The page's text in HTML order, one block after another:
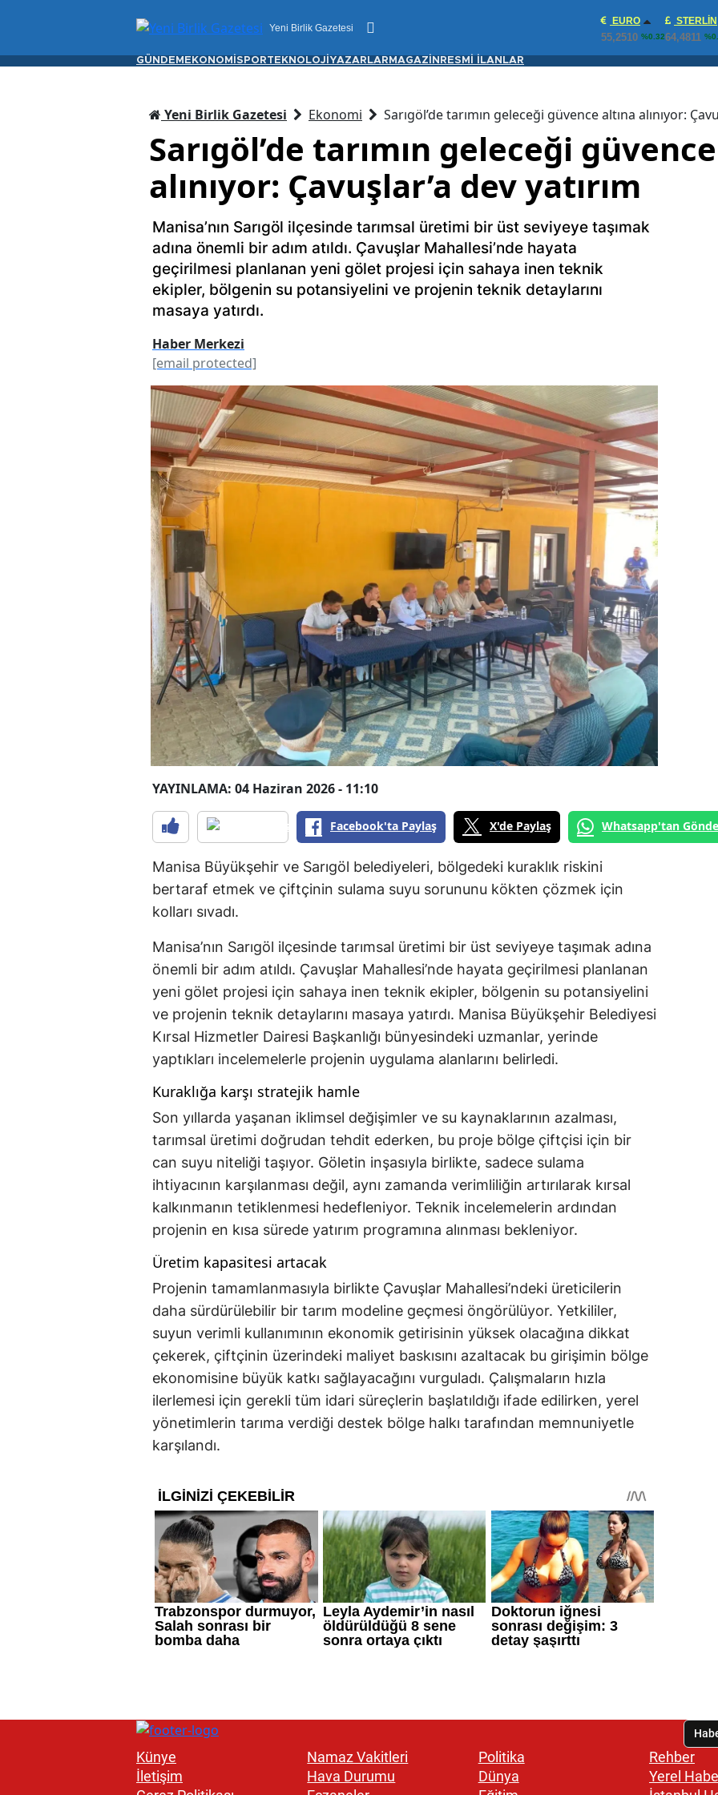
Yeni Birlik Gazetesi
EURO
55,2510 %0.32
STERLIN
64,4811
GÜNDEM EKONOMİ SPORTEKNOLOJİ YAZARLAR MAGAZİN RESMİ İLANLAR
Yeni Birlik Gazetesi Ekonomi Sarıgöl’de tarımın geleceği güvence altına alınıyor:
Sarıgöl’de tarımın geleceği
alınıyor: Çavuşlar’a dev yatırım
Manisa’nın Sarıgöl ilçesinde tarımsal üretimi bir üst seviyeye taşımak
adına önemli bir adım atıldı. Çavuşlar Mahallesi’nde hayata
geçirilmesi planlanan yeni gölet projesi için sahaya inen teknik
ekipler, bölgenin su potansiyelini ve projenin teknik detaylarını
masaya yatırdı.
Haber Merkezi
[email protected]
YAYINLAMA: 04 Haziran 2026 - 11:10
Facebook'ta Paylaş X'de Paylaş Whatsapp'tan
Manisa Büyükşehir ve Sarıgöl belediyeleri, bölgedeki kuraklık riskini
bertaraf etmek ve çiftçinin sulama suyu sorununu kökten çözmek için
kolları sıvadı.
Manisa’nın Sarıgöl ilçesinde tarımsal üretimi bir üst seviyeye taşımak adına
önemli bir adım atıldı. Çavuşlar Mahallesi’nde hayata geçirilmesi planlanan
yeni gölet projesi için sahaya inen teknik ekipler, bölgenin su potansiyelini
ve projenin teknik detaylarını masaya yatırdı. Manisa Büyükşehir Belediyesi
Kırsal Hizmetler Dairesi Başkanlığı bünyesindeki uzmanlar, yerinde
yaptıkları incelemelerle projenin uygulama alanlarını belirledi.
Kuraklığa karşı stratejik hamle
Son yıllarda yaşanan iklimsel değişimler ve su kaynaklarının azalması,
tarımsal üretimi doğrudan tehdit ederken, bu proje bölge çiftçisi için bir
can suyu niteliği taşıyor. Göletin inşasıyla birlikte, sadece sulama
ihtiyacının karşılanması değil, aynı zamanda verimliliğin artırılarak kırsal
kalkınmanın tetiklenmesi hedefleniyor. Teknik incelemelerin ardından
projenin en kısa sürede yatırım programına alınması bekleniyor.
Üretim kapasitesi artacak
Projenin tamamlanmasıyla birlikte Çavuşlar Mahallesi’ndeki üreticilerin
daha sürdürülebilir bir tarım modeline geçmesi öngörülüyor. Yetkililer,
suyun verimli kullanımının ekonomik getirisinin yüksek olacağına dikkat
çekerek, çiftçinin üzerindeki maliyet baskısını azaltacak bu girişimin bölge
ekonomisine büyük katkı sağlayacağını vurguladı. Çalışmaların hızla
ilerlemesi için gerekli tüm idari süreçlerin başlatıldığı ifade edilirken, yerel
yönetimlerin tarıma verdiği destek bölge halkı tarafından memnuniyetle
karşılandı.
Künye
İletişim
Namaz Vakitleri
Hava Durumu
Politika
Dünya
Rehber
Yerel